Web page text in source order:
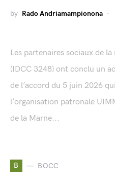
by Rado Andriamampionona
Les partenaires sociaux de
(IDCC 3248) ont conclu un
de l’accord du 5 juin 2026
l’organisation patronale
de la Marne...
B BOCC